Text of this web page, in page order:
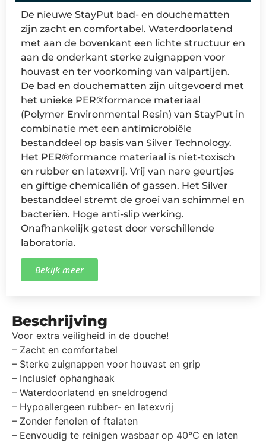
De nieuwe StayPut bad- en douchematten
zijn zacht en comfortabel. Waterdoorlatend
met aan de bovenkant een lichte structuur en
aan de onderkant sterke zuignappen voor
houvast en ter voorkoming van valpartijen.
De bad en douchematten zijn uitgevoerd met
het unieke PER®formance materiaal
(Polymer Environmental Resin) van StayPut in
combinatie met een antimicrobiële
bestanddeel op basis van Silver Technology.
Het PER®formance materiaal is niet-toxisch
en rubber en latexvrij. Vrij van nare geurtjes
en giftige chemicaliën of gassen. Het Silver
bestanddeel stremt de groei van schimmel en
bacteriën. Hoge anti-slip werking.
Onafhankelijk getest door verschillende
laboratoria.
Bekijk meer
Beschrijving
Voor extra veiligheid in de douche!
– Zacht en comfortabel
– Sterke zuignappen voor houvast en grip
– Inclusief ophanghaak
– Waterdoorlatend en sneldrogend
– Hypoallergeen rubber- en latexvrij
– Zonder fenolen of ftalaten
– Eenvoudig te reinigen wasbaar op 40°C en laten